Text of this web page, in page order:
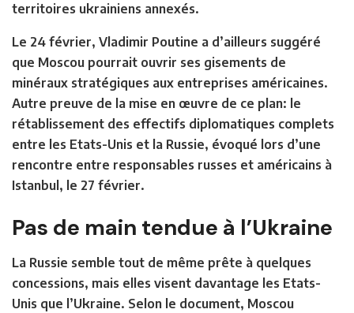
territoires ukrainiens annexés.
Le 24 février, Vladimir Poutine a d’ailleurs suggéré
que Moscou pourrait ouvrir ses gisements de
minéraux stratégiques aux entreprises américaines.
Autre preuve de la mise en œuvre de ce plan: le
rétablissement des effectifs diplomatiques complets
entre les Etats-Unis et la Russie, évoqué lors d’une
rencontre entre responsables russes et américains à
Istanbul, le 27 février.
Pas de main tendue à l’Ukraine
La Russie semble tout de même prête à quelques
concessions, mais elles visent davantage les Etats-
Unis que l’Ukraine. Selon le document, Moscou